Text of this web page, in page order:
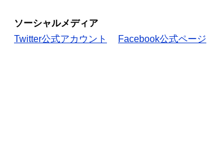
ソーシャルメディア
Twitter公式アカウント
Facebook公式ページ